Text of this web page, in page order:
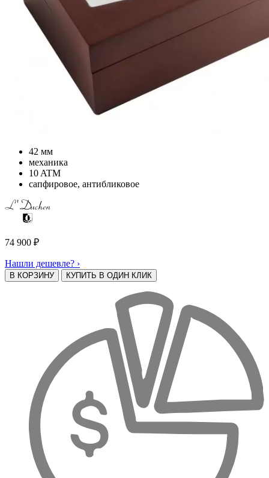
42 мм
механика
10 ATM
сапфировое, антибликовое
74 900 ₽
Нашли дешевле? ›
В КОРЗИНУ КУПИТЬ В ОДИН КЛИК